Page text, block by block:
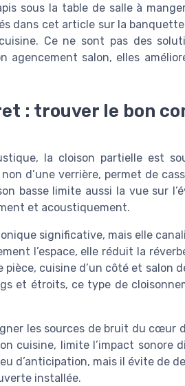
sous la table de salle à
dans cet article sur la
Ce ne sont pas des
agencement salon, elles
: trouver le bon
la cloison partielle est
d’une verrière, permet de
basse limite aussi la vue sur
et acoustiquement.
significative, mais elle
l’espace, elle réduit la
cuisine d’un côté et salon
et étroits, ce type de
les sources de bruit du cœur
cuisine, limite l’impact sonore
d’anticipation, mais il évite de
installée.